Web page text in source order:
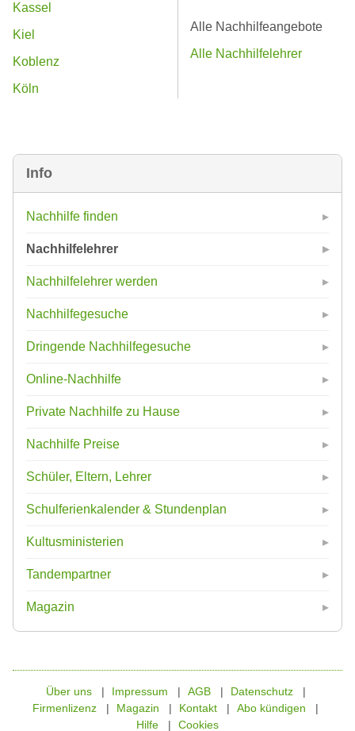
Info
Nachhilfe finden
Nachhilfelehrer
Nachhilfelehrer werden
Nachhilfegesuche
Dringende Nachhilfegesuche
Online-Nachhilfe
Private Nachhilfe zu Hause
Nachhilfe Preise
Schüler, Eltern, Lehrer
Schulferienkalender & Stundenplan
Kultusministerien
Tandempartner
Magazin
Kassel
Kiel
Koblenz
Köln
Alle Nachhilfeangebote
Alle Nachhilfelehrer
Über uns Impressum AGB
Datenschutz
Firmenlizenz
Magazin Kontakt
Abo kündigen
Hilfe
Cookies